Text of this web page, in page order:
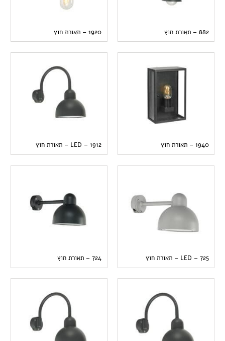
882 – תאורת חוץ 1920 – תאורת חוץ
1940 – תאורת חוץ 1912 – LED – תאורת חוץ
725 – LED – תאורת חוץ 724 – תאורת חוץ